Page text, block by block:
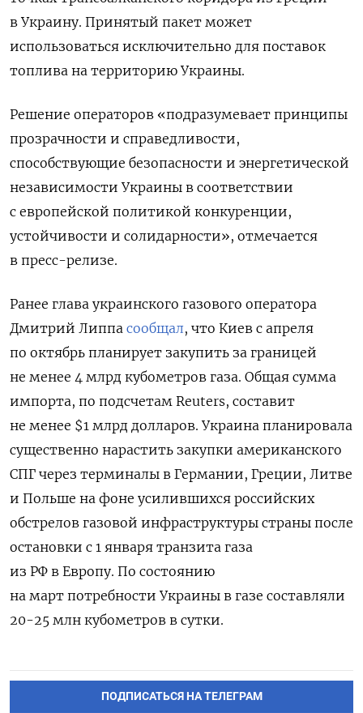
в Украину. Принятый пакет может
использоваться исключительно для поставок
топлива на территорию Украины.
Решение операторов «подразумевает принципы
прозрачности и справедливости,
способствующие безопасности и энергетической
независимости Украины в соответствии
с европейской политикой конкуренции,
устойчивости и солидарности», отмечается
в пресс-релизе.
Ранее глава украинского газового оператора
Дмитрий Липпа сообщал, что Киев с апреля
по октябрь планирует закупить за границей
не менее 4 млрд кубометров газа. Общая сумма
импорта, по подсчетам Reuters, составит
не менее $1 млрд долларов. Украина планировала
существенно нарастить закупки американского
СПГ через терминалы в Германии, Греции, Литве
и Польше на фоне усилившихся российских
обстрелов газовой инфраструктуры страны после
остановки с 1 января транзита газа
из РФ в Европу. По состоянию
на март потребности Украины в газе составляли
20-25 млн кубометров в сутки.
ПОДПИСАТЬСЯ НА ТЕЛЕГРАМ